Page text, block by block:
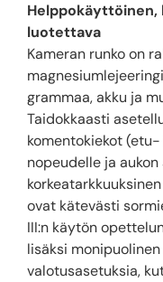
Helppokäyttöinen,
luotettava
Kameran runko on
grammaa, akku ja
Taidokkaasti
komentokiekot
nopeudelle ja
ovat kätevästi
III:n käytön
lisäksi
valotusasetuksia,